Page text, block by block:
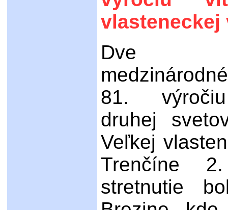
vlasteneckej
Dve
81.
druhej
Veľkej
Trenčíne
stretnutie